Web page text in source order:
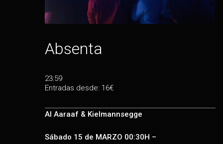
Absenta
23:59
Entradas desde: 16€
Al Aaraaf & Kielmannsegge
Sábado 15 de MARZO 00:30H –